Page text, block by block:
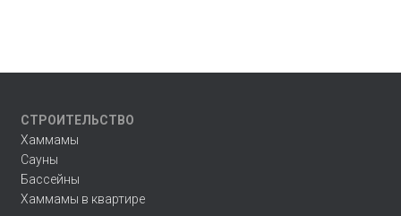
СТРОИТЕЛЬСТВО
Хаммамы
Сауны
Бассейны
Хаммамы в квартире